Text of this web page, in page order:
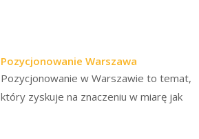
Pozycjonowanie Warszawa
Pozycjonowanie w Warszawie to temat,
który zyskuje na znaczeniu w miarę jak